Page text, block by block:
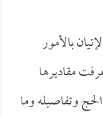
بالأمور
مقاديرها
وتفاصيله وما